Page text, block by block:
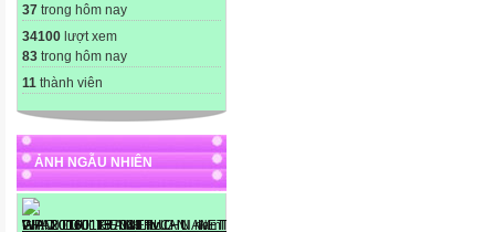
37 trong hôm nay
34100 lượt xem
83 trong hôm nay
11 thành viên
ẢNH NGẪU NHIÊN